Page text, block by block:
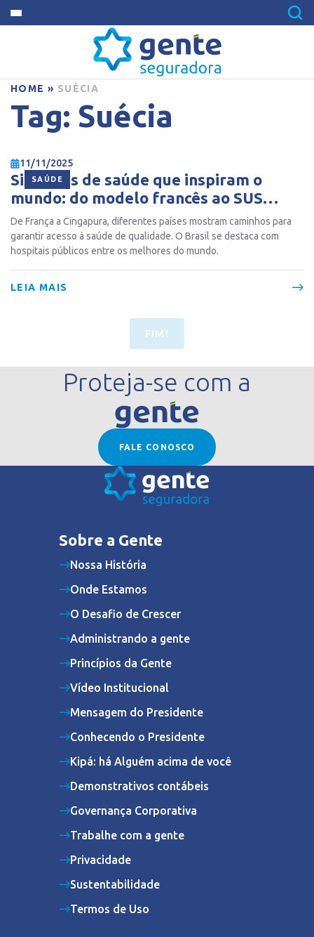
HOME » SUÉCIA
Tag: Suécia
SAÚDE
11/11/2025
Sistemas de saúde que inspiram o
mundo: do modelo francês ao SUS
brasileiro
De França a Cingapura, diferentes países mostram caminhos para
garantir acesso à saúde de qualidade. O Brasil se destaca com
hospitais públicos entre os melhores do mundo.
LEIA MAIS
FIM!
Proteja-se com a
FALE CONOSCO
Sobre a Gente
Nossa História
Onde Estamos
O Desafio de Crescer
Administrando a gente
Princípios da Gente
Vídeo Institucional
Mensagem do Presidente
Conhecendo o Presidente
Kipá: há Alguém acima de você
Demonstrativos contábeis
Governança Corporativa
Trabalhe com a gente
Privacidade
Sustentabilidade
Termos de Uso